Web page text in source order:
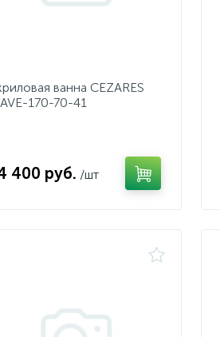
ванна CEZARES
170-70-41
400 руб. /шт